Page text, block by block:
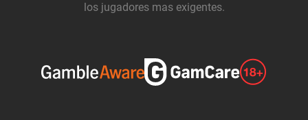
los jugadores mas exigentes.